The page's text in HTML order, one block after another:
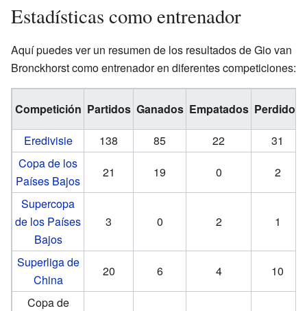
Estadísticas como entrenador
Aquí puedes ver un resumen de los resultados de Gio van
Bronckhorst como entrenador en diferentes competiciones:
Competición Partidos Ganados Empatados Perdidos
Eredivisie
138 85 22
31
Copa de los
Países Bajos
21 19 0
2
Supercopa
de los Países
Bajos
3 0 2 1
Superliga de
China
20 6 4
10
Copa de